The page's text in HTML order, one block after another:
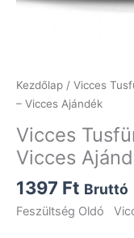
Kezdőlap / Vicces
– Vicces Ajándék
Vicces
Vicces
1397 Ft Bruttó
Feszültség Oldó